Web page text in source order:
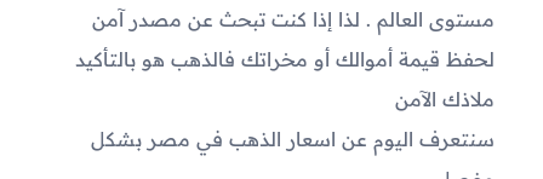
مستوى العالم . لذا إذا كنت تبحث عن مصدر آمن
لحفظ قيمة أموالك أو مخراتك فالذهب هو بالتأكيد
ملاذك الآمن
سنتعرف اليوم عن اسعار الذهب في مصر بشكل